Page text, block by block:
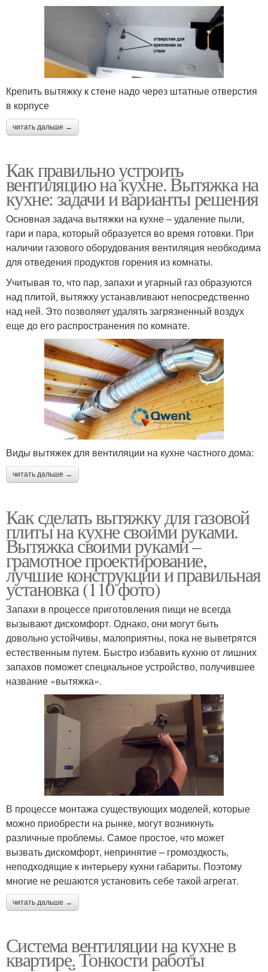
Крепить вытяжку к стене надо через штатные отверстия
в корпусе
читать дальше →
Как правильно устроить
вентиляцию на кухне. Вытяжка на
кухне: задачи и варианты решения
Основная задача вытяжки на кухне – удаление пыли,
гари и пара, который образуется во время готовки. При
наличии газового оборудования вентиляция необходима
для отведения продуктов горения из комнаты.
Учитывая то, что пар, запахи и угарный газ образуются
над плитой, вытяжку устанавливают непосредственно
над ней. Это позволяет удалять загрязненный воздух
еще до его распространения по комнате.
Виды вытяжек для вентиляции на кухне частного дома:
читать дальше →
Как сделать вытяжку для газовой
плиты на кухне своими руками.
Вытяжка своими руками –
грамотное проектирование,
лучшие конструкции и правильная
установка (110 фото)
Запахи в процессе приготовления пищи не всегда
вызывают дискомфорт. Однако, они могут быть
довольно устойчивы, малоприятны, пока не выветрятся
естественным путем. Быстро избавить кухню от лишних
запахов поможет специальное устройство, получившее
название «вытяжка».
В процессе монтажа существующих моделей, которые
можно приобрести на рынке, могут возникнуть
различные проблемы. Самое простое, что может
вызвать дискомфорт, непринятие – громоздкость,
неподходящие к интерьеру кухни габариты. Поэтому
многие не решаются установить себе такой агрегат.
читать дальше →
Система вентиляции на кухне в
квартире. Тонкости работы